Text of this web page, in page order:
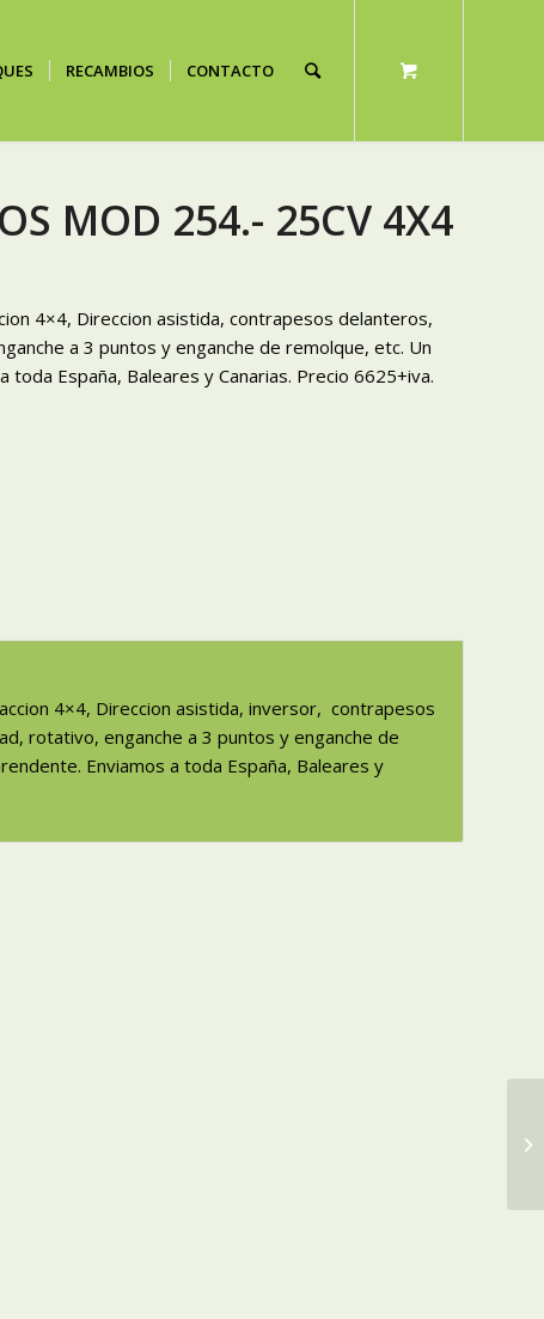
RECAMBIOS CONTACTO
MOD 254.- 25CV 4X4
4×4, Direccion asistida, contrapesos delanteros,
a 3 puntos y enganche de remolque, etc. Un
España, Baleares y Canarias. Precio 6625+iva.
4×4, Direccion asistida, inversor, contrapesos
rotativo, enganche a 3 puntos y enganche de
Enviamos a toda España, Baleares y